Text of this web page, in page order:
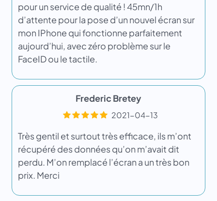
pour un service de qualité ! 45mn/1h
d’attente pour la pose d’un nouvel écran sur
mon IPhone qui fonctionne parfaitement
aujourd’hui, avec zéro problème sur le
FaceID ou le tactile.
Frederic Bretey
2021-04-13
Très gentil et surtout très efficace, ils m’ont
récupéré des données qu’on m’avait dit
perdu. M’on remplacé l’écran a un très bon
prix. Merci